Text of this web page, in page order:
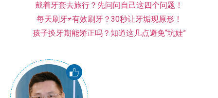
戴着牙套去旅行？先问问自己这四个问题！
每天刷牙≠有效刷牙？30秒让牙垢现原形！
孩子换牙期能矫正吗？知道这几点避免“坑娃”